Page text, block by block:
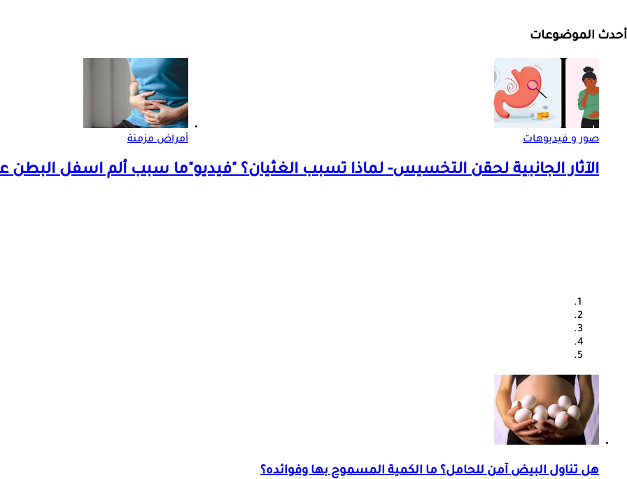
أحدث الموضوعات
صور و فيديوهات
الآثار الجانبية لحقن التخسيس- لماذا تسبب الغثيان؟ "فيديو"
أمراض مزمنة
ما سبب ألم اسفل البطن
هل تناول البيض آمن للحامل؟ ما الكمية المسموح بها وفوائده؟